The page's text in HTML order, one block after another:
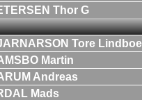
Thor G
Tore Lindboe
Martin
Andreas
Mads